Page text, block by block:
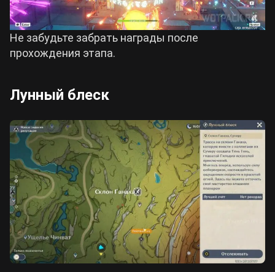
Не забудьте забрать награды после
прохождения этапа.
Лунный блеск